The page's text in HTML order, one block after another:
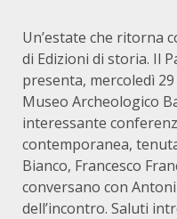
Un’estate che ritorna
di Edizioni di storia. Il
presenta, mercoledì
Museo Archeologico
interessante
contemporanea,
Bianco, Francesco
conversano con
dell’incontro. Saluti